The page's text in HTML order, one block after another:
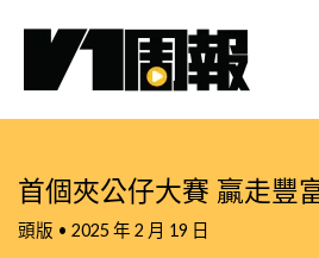
首個夾公仔大賽 贏走豐
頭版 • 2025 年 2 月 19 日